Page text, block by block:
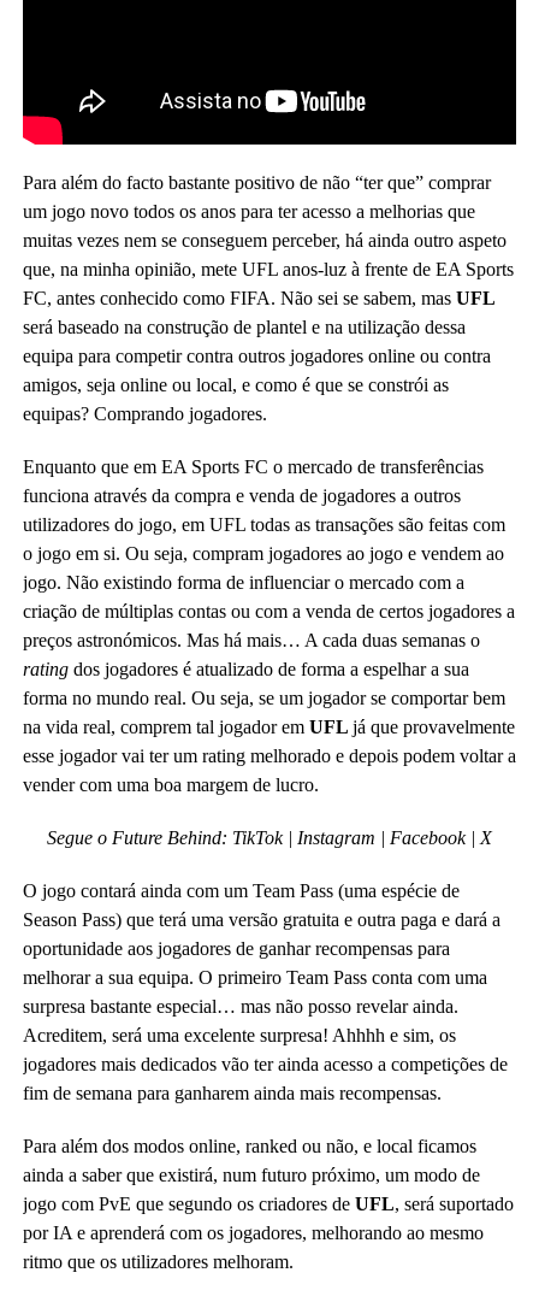
Para além do facto bastante positivo de não “ter que” comprar
um jogo novo todos os anos para ter acesso a melhorias que
muitas vezes nem se conseguem perceber, há ainda outro aspeto
que, na minha opinião, mete UFL anos-luz à frente de EA Sports
FC, antes conhecido como FIFA. Não sei se sabem, mas UFL
será baseado na construção de plantel e na utilização dessa
equipa para competir contra outros jogadores online ou contra
amigos, seja online ou local, e como é que se constrói as
equipas? Comprando jogadores.
Enquanto que em EA Sports FC o mercado de transferências
funciona através da compra e venda de jogadores a outros
utilizadores do jogo, em UFL todas as transações são feitas com
o jogo em si. Ou seja, compram jogadores ao jogo e vendem ao
jogo. Não existindo forma de influenciar o mercado com a
criação de múltiplas contas ou com a venda de certos jogadores a
preços astronómicos. Mas há mais… A cada duas semanas o
rating dos jogadores é atualizado de forma a espelhar a sua
forma no mundo real. Ou seja, se um jogador se comportar bem
na vida real, comprem tal jogador em UFL já que provavelmente
esse jogador vai ter um rating melhorado e depois podem voltar a
vender com uma boa margem de lucro.
Segue o Future Behind: TikTok | Instagram | Facebook | X
O jogo contará ainda com um Team Pass (uma espécie de
Season Pass) que terá uma versão gratuita e outra paga e dará a
oportunidade aos jogadores de ganhar recompensas para
melhorar a sua equipa. O primeiro Team Pass conta com uma
surpresa bastante especial… mas não posso revelar ainda.
Acreditem, será uma excelente surpresa! Ahhhh e sim, os
jogadores mais dedicados vão ter ainda acesso a competições de
fim de semana para ganharem ainda mais recompensas.
Para além dos modos online, ranked ou não, e local ficamos
ainda a saber que existirá, num futuro próximo, um modo de
jogo com PvE que segundo os criadores de UFL, será suportado
por IA e aprenderá com os jogadores, melhorando ao mesmo
ritmo que os utilizadores melhoram.